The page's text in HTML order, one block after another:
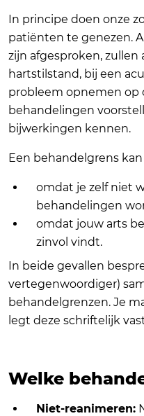
In principe doen onze
patiënten te genezen.
zijn afgesproken,
hartstilstand, bij een
probleem opnemen op
behandelingen
bijwerkingen kennen.
Een behandelgrens
omdat je zelf niet
behandelingen
omdat jouw arts
zinvol vindt.
In beide gevallen
vertegenwoordiger)
behandelgrenzen. Je
legt deze schriftelijk
Welke
Niet-reanimeren: